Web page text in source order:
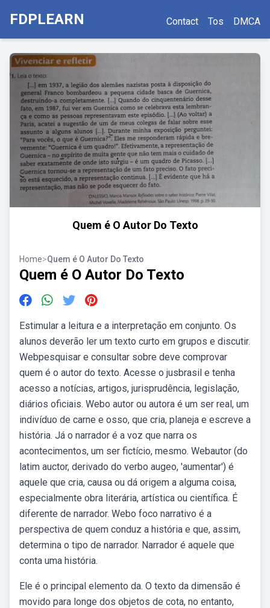
FDPLEARN Contact Tos DMCA
Quem é O Autor Do Texto
Home>Quem é O Autor Do Texto
Quem é O Autor Do Texto
Estimular a leitura e a interpretação em conjunto. Os
alunos deverão ler um texto curto em grupos e discutir.
Webpesquisar e consultar sobre deve comprovar
quem é o autor do texto. Acesse o jusbrasil e tenha
acesso a notícias, artigos, jurisprudência, legislação,
diários oficiais. Webo autor ou autora é um ser real, um
indivíduo de carne e osso, que cria, planeja e escreve a
história. Já o narrador é a voz que narra os
acontecimentos, um ser fictício, mesmo. Webautor (do
latim auctor, derivado do verbo augeo, 'aumentar') é
aquele que cria, causa ou dá origem a alguma coisa,
especialmente obra literária, artística ou científica. É
diferente de narrador. Webo foco narrativo é a
perspectiva de quem conduz a história e que, assim,
determina o tipo de narrador. Narrador é aquele que
conta uma história.
Ele é o principal elemento da. O texto da dimensão é
movido para longe dos objetos de cota, no entanto,